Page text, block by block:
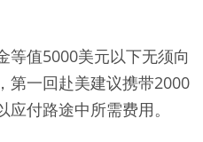
等值5000美元以下无须向
第一回赴美建议携带2000
付路途中所需费用。